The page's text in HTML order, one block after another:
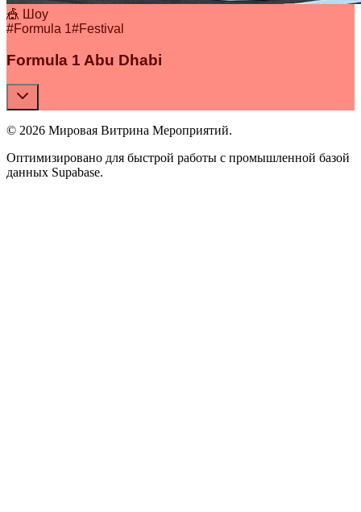
🎪 Шоу
#Formula 1#Festival
Formula 1 Abu Dhabi
© 2026 Мировая Витрина Мероприятий.
Оптимизировано для быстрой работы с промышленной базой
данных Supabase.